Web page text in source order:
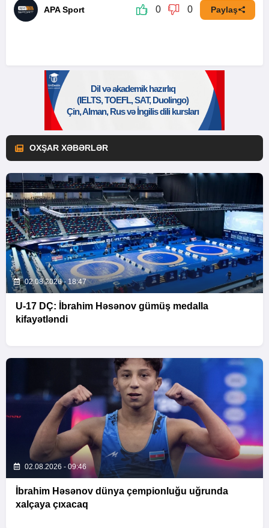
APA Sport 0 0 Paylaş
OXŞAR XƏBƏRLƏR
02.08.2026 - 18:47
U-17 DÇ: İbrahim Həsənov gümüş medalla
kifayətləndi
02.08.2026 - 09:46
İbrahim Həsənov dünya çempionluğu uğrunda
xalçaya çıxacaq